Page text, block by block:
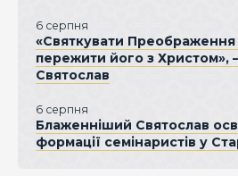
6 серпня
«Святкувати Преображення
пережити його з
Святослав
6 серпня
Блаженніший Святослав
формації семінаристів у